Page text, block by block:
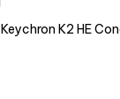
Keychron K2 HE